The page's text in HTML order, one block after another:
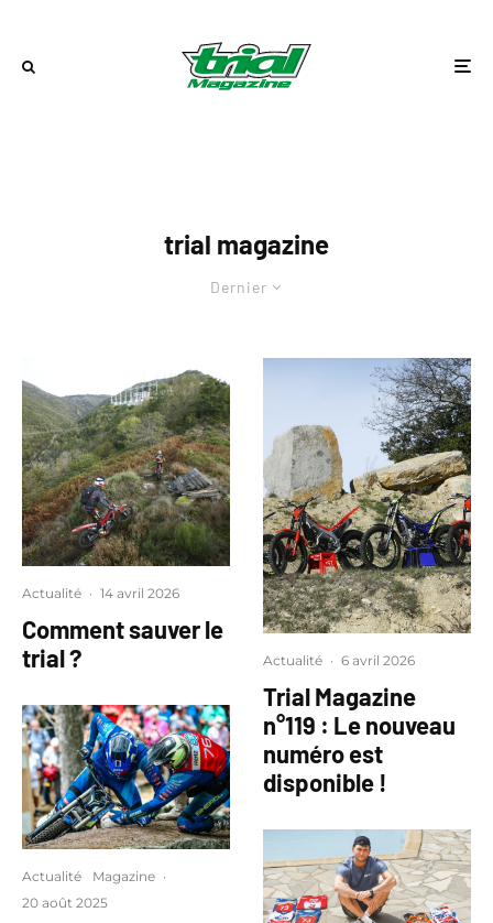
trial magazine
Dernier
Actualité · 14 avril 2026
Comment sauver le
trial ?
Actualité Magazine ·
20 août 2025
Actualité · 6 avril 2026
Trial Magazine
n°119 : Le nouveau
numéro est
disponible !